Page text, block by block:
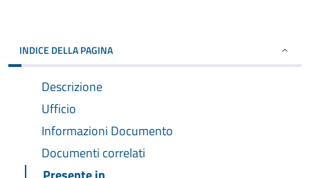
INDICE DELLA PAGINA
Descrizione
Ufficio
Informazioni Documento
Documenti correlati